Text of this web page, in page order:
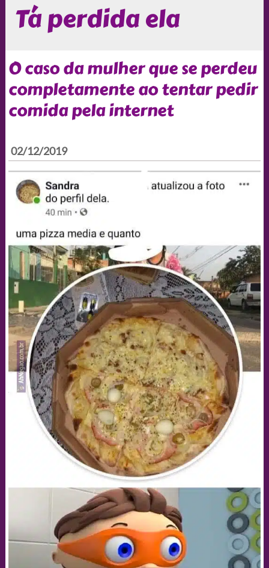
Tá perdida ela
O caso da mulher que se perdeu
completamente ao tentar pedir
comida pela internet
02/12/2019